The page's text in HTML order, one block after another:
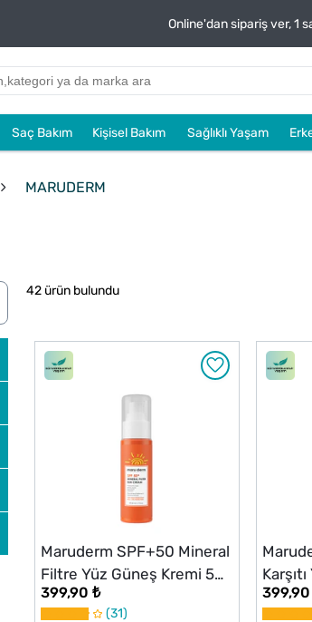
Online'dan sipariş ver, 1
Saç Bakım Kişisel Bakım Sağlıklı Yaşam
MARUDERM
42 ürün bulundu
Maruderm SPF+50 Mineral
Filtre Yüz Güneş Kremi 50
ml
399,90 ₺
31
ml
399,90